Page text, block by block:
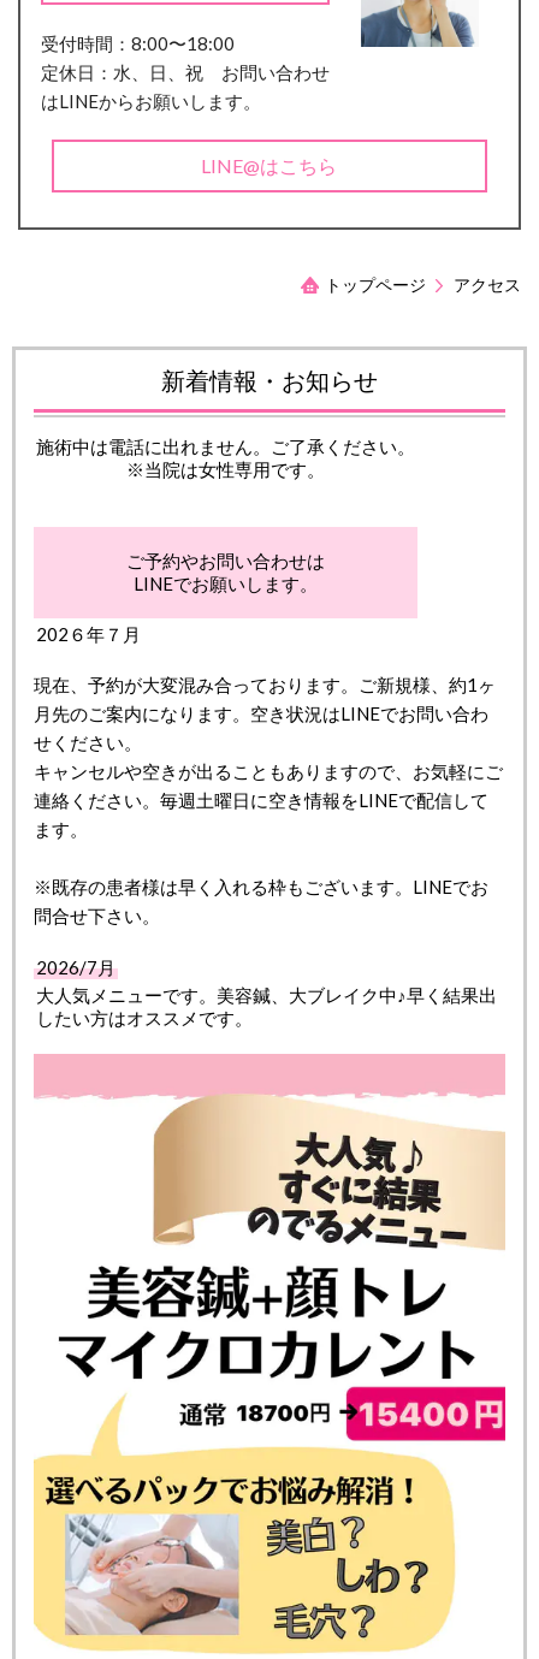
受付時間：8:00〜18:00
定休日：水、日、祝 お問い合わせ
はLINEからお願いします。
LINE@はこちら
トップページ アクセス
新着情報・お知らせ
施術中は電話に出れません。ご了承ください。
※当院は女性専用です。
ご予約やお問い合わせは
LINEでお願いします。
202６年７月
現在、予約が大変混み合っております。ご新規様、約1ヶ
月先のご案内になります。空き状況はLINEでお問い合わ
せください。
キャンセルや空きが出ることもありますので、お気軽にご
連絡ください。毎週土曜日に空き情報をLINEで配信して
ます。
※既存の患者様は早く入れる枠もございます。LINEでお
問合せ下さい。
2026/7月
大人気メニューです。美容鍼、大ブレイク中♪早く結果出
したい方はオススメです。